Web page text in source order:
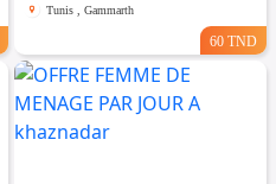
Tunis , Gammarth
60 TND